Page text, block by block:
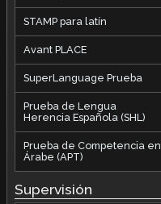
STAMP para latín
Avant PLACE
SuperLanguage Prueba
Prueba de Lengua
Herencia Española (SHL)
Prueba de Competencia en
Árabe (APT)
Supervisión